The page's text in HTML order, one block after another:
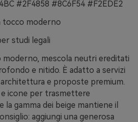
#2F4858 #8C6F54 #F2EDE2
tocco moderno
studi legali
moderno, mescola neutri ereditati
e nitido. È adatto a servizi
e proposte premium.
icone per trasmettere
gamma dei beige mantiene il
aggiungi una generosa